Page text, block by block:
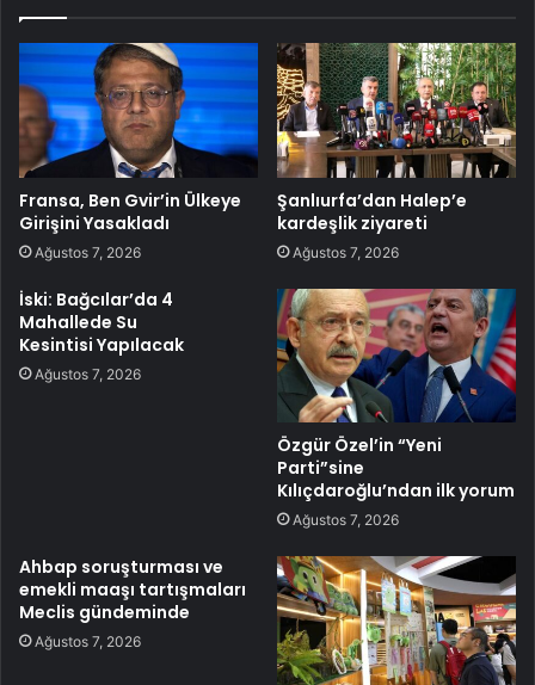
Fransa, Ben Gvir’in Ülkeye
Girişini Yasakladı
Ağustos 7, 2026
Şanlıurfa’dan Halep’e
kardeşlik ziyareti
Ağustos 7, 2026
İski: Bağcılar’da 4
Mahallede Su
Kesintisi Yapılacak
Ağustos 7, 2026
Özgür Özel’in “Yeni
Parti”sine
Kılıçdaroğlu’ndan ilk yorum
Ağustos 7, 2026
Ahbap soruşturması ve
emekli maaşı tartışmaları
Meclis gündeminde
Ağustos 7, 2026